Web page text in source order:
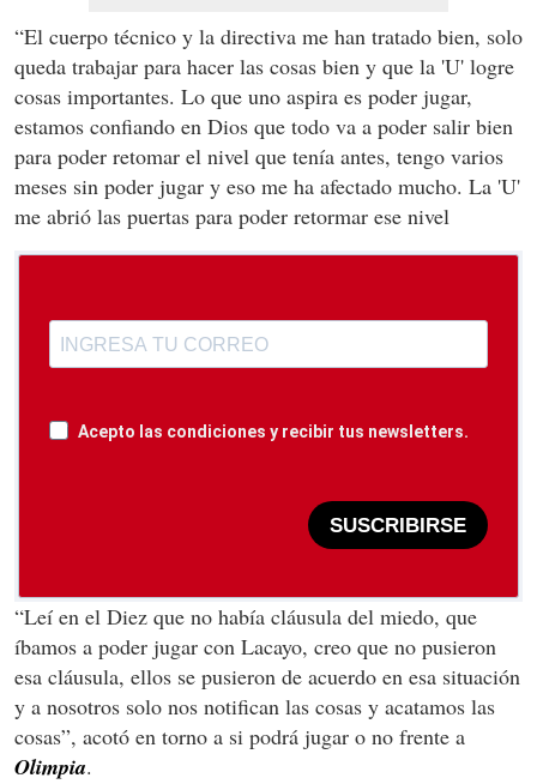
“El cuerpo técnico y la directiva me han tratado bien, solo
queda trabajar para hacer las cosas bien y que la 'U' logre
cosas importantes. Lo que uno aspira es poder jugar,
estamos confiando en Dios que todo va a poder salir bien
para poder retomar el nivel que tenía antes, tengo varios
meses sin poder jugar y eso me ha afectado mucho. La 'U'
me abrió las puertas para poder retormar ese nivel
Acepto las condiciones y recibir tus newsletters.
SUSCRIBIRSE
“Leí en el Diez que no había cláusula del miedo, que
íbamos a poder jugar con Lacayo, creo que no pusieron
esa cláusula, ellos se pusieron de acuerdo en esa situación
y a nosotros solo nos notifican las cosas y acatamos las
cosas”, acotó en torno a si podrá jugar o no frente a
Olimpia.